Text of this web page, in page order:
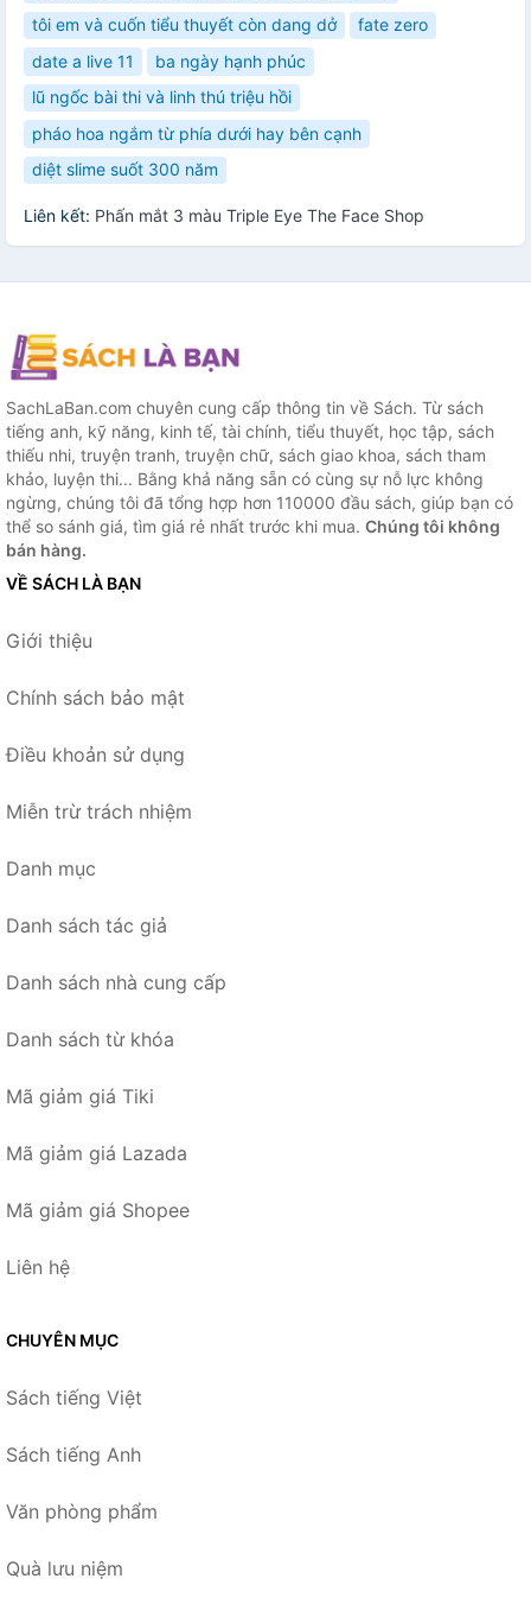
tôi em và cuốn tiểu thuyết còn dang dở
fate zero
date a live 11
ba ngày hạnh phúc
lũ ngốc bài thi và linh thú triệu hồi
pháo hoa ngắm từ phía dưới hay bên cạnh
diệt slime suốt 300 năm
Liên kết: Phấn mắt 3 màu Triple Eye The Face Shop
SachLaBan.com chuyên cung cấp thông tin về Sách. Từ sách
tiếng anh, kỹ năng, kinh tế, tài chính, tiểu thuyết, học tập, sách
thiếu nhi, truyện tranh, truyện chữ, sách giao khoa, sách tham
khảo, luyện thi... Bằng khả năng sẵn có cùng sự nỗ lực không
ngừng, chúng tôi đã tổng hợp hơn 110000 đầu sách, giúp bạn có
thể so sánh giá, tìm giá rẻ nhất trước khi mua. Chúng tôi không
bán hàng.
VỀ SÁCH LÀ BẠN
Giới thiệu
Chính sách bảo mật
Điều khoản sử dụng
Miễn trừ trách nhiệm
Danh mục
Danh sách tác giả
Danh sách nhà cung cấp
Danh sách từ khóa
Mã giảm giá Tiki
Mã giảm giá Lazada
Mã giảm giá Shopee
Liên hệ
CHUYÊN MỤC
Sách tiếng Việt
Sách tiếng Anh
Văn phòng phẩm
Quà lưu niệm